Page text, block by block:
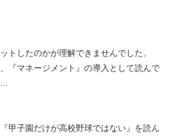
トしたのかが理解できませんでした。
『マネージメント』の導入として読んで
甲子園だけが高校野球ではない』を読ん